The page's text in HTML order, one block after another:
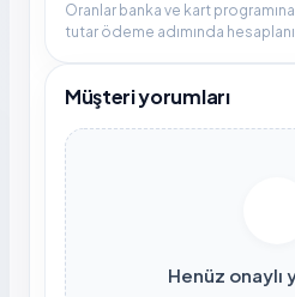
Oranlar banka ve kart
tutar ödeme adımında
Müşteri yorumları
Henüz onaylı